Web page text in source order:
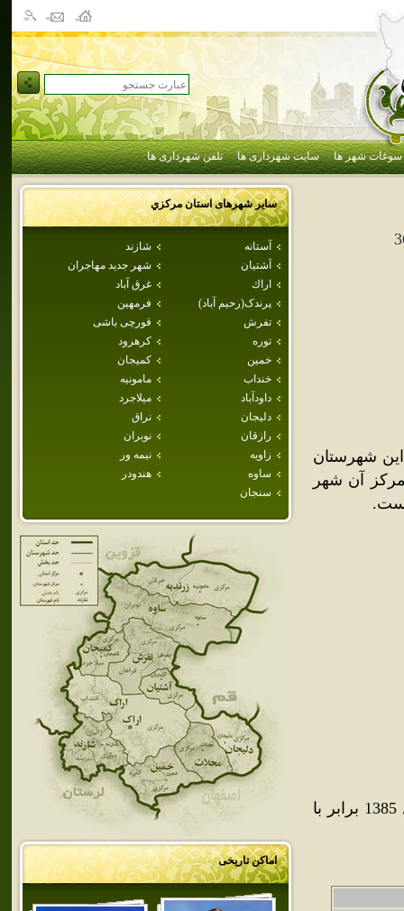
سوغات شهر ها سایت شهرداری ها تلفن شهرداری ها
سایر شهرهای استانمركزي
آستانه
شازند
آشتيان
شهر جديد مهاجران
اراك
غرق آباد
پرندک(رحيم آباد)
فرمهين
تفرش
قورچی باشی
توره
كرهرود
خمين
كميجان
خنداب
مامونيه
داودآباد
ميلاجرد
دليجان
نراق
رازقان
نوبران
زاويه
نيمه ور
ساوه
هندودر
سنجان
اماکن تاریخی
شهرستان
آن شهر
بنابر سرشماري مرکز آمار ايران، جمعيت شهرستان محلات در سال 1385 برابر با